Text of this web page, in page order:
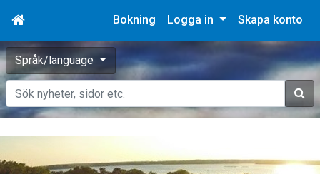
Bokning Logga in Skapa konto
Språk/language
Sök